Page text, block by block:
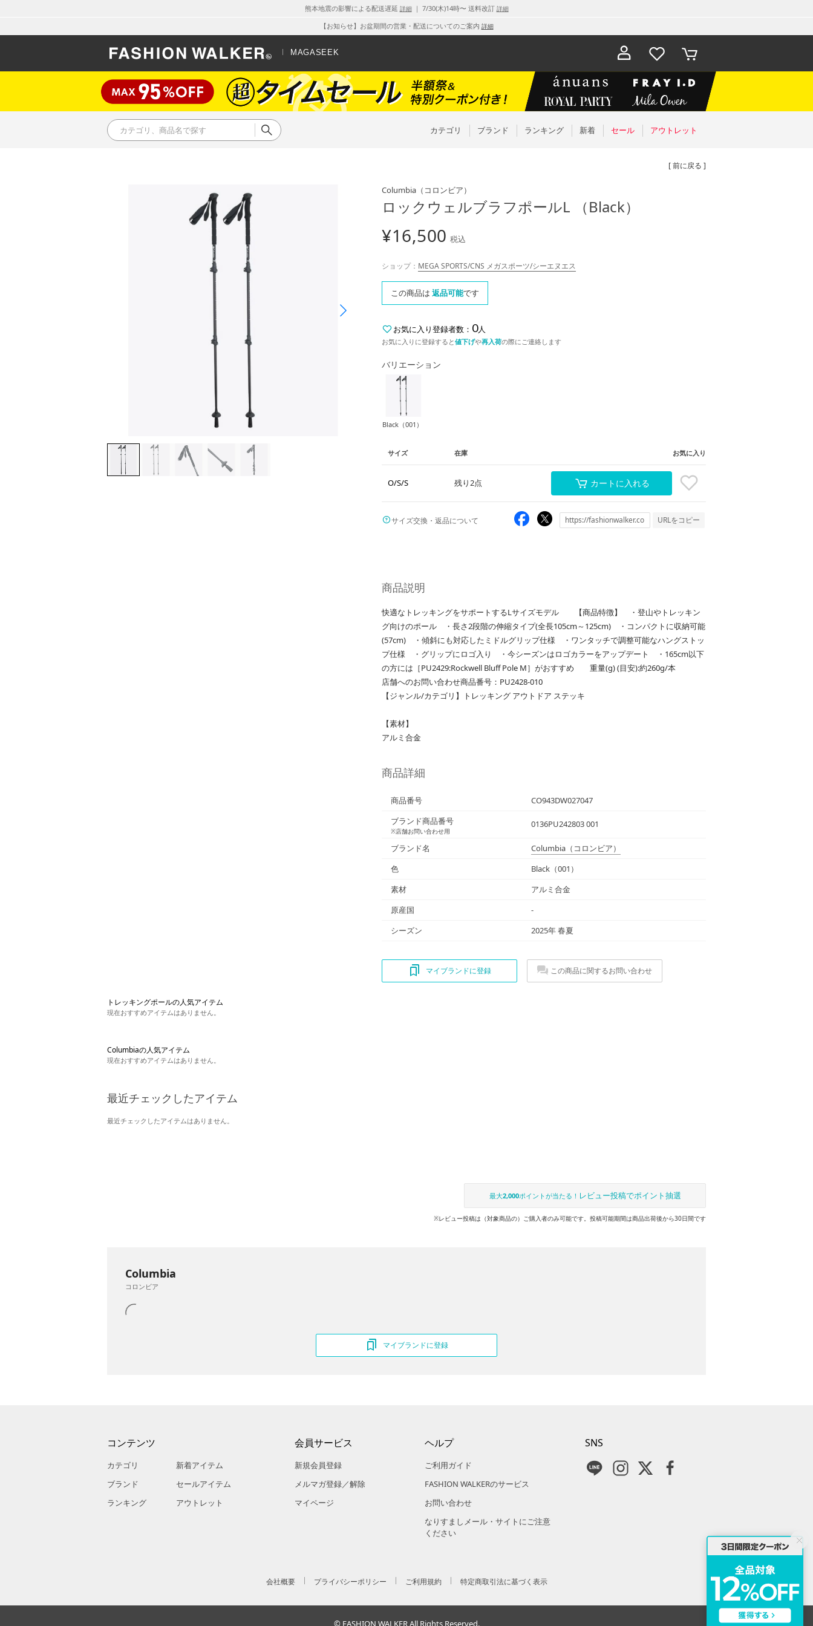
熊本地震の影響による配送遅延 詳細｜ 7/30(木)14時〜 送料改訂 詳細
【お知らせ】お盆期間の営業・配送についてのご案内 詳細
MAGASEEK
お気に入
り
カート
カテゴリ ブランド ランキング 新着 セール アウトレット
[ 前に戻る ]
Columbia （コロンビア）
ロックウェルブラフポールL （Black）
¥16,500 税込
ショップ： MEGA SPORTS/CNS メガスポーツ/シーエヌエス
この商品は 返品可能です
お気に入り登録者数： 0人
お気に入りに登録すると値下げや再入荷の際にご連絡します
バリエーション
Black（001）
サイズ 在庫 お気に入り
O/S/S 残り2点 カートに入れる
サイズ交換・返品について URLをコピー
商品説明
快適なトレッキングをサポートするLサイズモデル 【商品特徴】 ・登山やトレッキン
グ向けのポール ・長さ2段階の伸縮タイプ(全長105cm～125cm) ・コンパクトに収納可能
(57cm) ・傾斜にも対応したミドルグリップ仕様 ・ワンタッチで調整可能なハングストッ
プ仕様 ・グリップにロゴ入り ・今シーズンはロゴカラーをアップデート ・165cm以下
の方には［PU2429:Rockwell Bluff Pole M］がおすすめ 重量(g) (目安):約260g/本
店舗へのお問い合わせ商品番号：PU2428-010
【ジャンル/カテゴリ】トレッキング アウトドア ステッキ
【素材】
アルミ合金
商品詳細
商品番号
CO943DW027047
ブランド商品番号
※店舗お問い合わせ用
0136PU242803 001
ブランド名 Columbia （コロンビア）
色
Black（001）
素材
アルミ合金
原産国
-
シーズン
2025年 春夏
マイブランドに登録 この商品に関するお問い合わせ
トレッキングポールの人気アイテム
現在おすすめアイテムはありません。
Columbiaの人気アイテム
現在おすすめアイテムはありません。
最近チェックしたアイテム
最近チェックしたアイテムはありません。
最大2,000ポイントが当たる！ レビュー投稿でポイント抽選
※レビュー投稿は（対象商品の）ご購入者のみ可能です。投稿可能期間は商品出荷後から30日間です
Columbia
コロンビア
マイブランドに登録
コンテンツ
カテゴリ
ブランド
ランキング
新着アイテム
セールアイテム
アウトレット
会員サービス
新規会員登録
メルマガ登録／解除
マイページ
ヘルプ
ご利用ガイド
FASHION WALKERのサービス
お問い合わせ
なりすましメール・サイトにご注意
ください
SNS
会社概要 プライバシーポリシー ご利用規約 特定商取引法に基づく表示
© FASHION WALKER All Rights Reserved.